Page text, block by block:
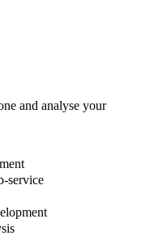
and analyse your
service